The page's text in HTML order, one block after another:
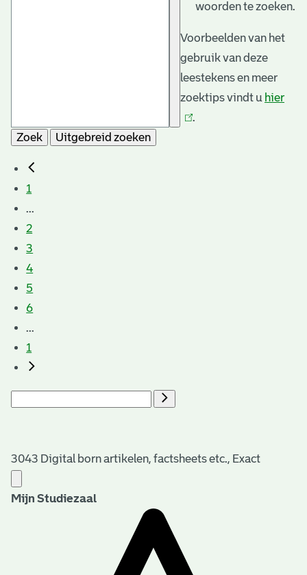
woorden te zoeken.
Voorbeelden van het
gebruik van deze
leestekens en meer
zoektips vindt u hier
.
Zoek
Uitgebreid zoeken
1
...
2
3
4
5
6
...
1
3043 Digital born artikelen, factsheets etc., Exact
Mijn Studiezaal